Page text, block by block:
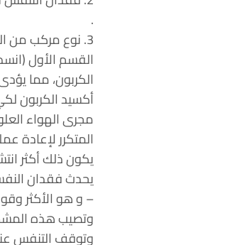
.
3. نوع مركب من النوعين السابقين
القسم الأول
الكربون، مما
مجرى الهواء
المتكرر لإعادة
يكون ذلك أكثر
– و هو الأكثر
وتصيب هذه المشكلة 2 – 4% من الأشخاص متوسطي العمر، ويقدر أن 18 مليون أمريكي مصابون